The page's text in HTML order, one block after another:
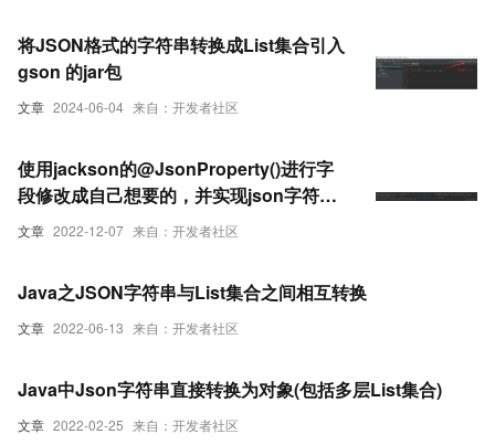
文章 2024-06-04 来自：开发者社区
将JSON格式的字符串转换成List集合引入
gson 的jar包
文章 2022-12-07 来自：开发者社区
使用jackson的@JsonProperty()进行字
段修改成自己想要的，并实现json字符串
和list集合相互转换
文章 2022-06-13 来自：开发者社区
Java之JSON字符串与List集合之间相互转换
文章 2022-02-25 来自：开发者社区
Java中Json字符串直接转换为对象(包括多层List集合)